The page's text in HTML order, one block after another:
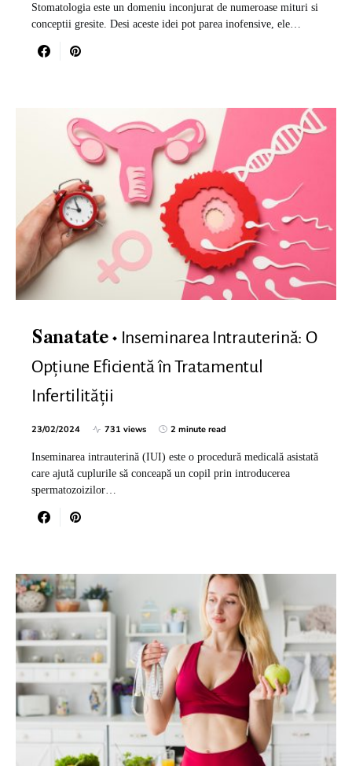
Stomatologia este un domeniu inconjurat de numeroase mituri si
conceptii gresite. Desi aceste idei pot parea inofensive, ele…
Sanatate
Inseminarea Intrauterină: O
Opțiune Eficientă în Tratamentul
Infertilității
23/02/2024 731 views 2 minute read
Inseminarea intrauterină (IUI) este o procedură medicală asistată
care ajută cuplurile să conceapă un copil prin introducerea
spermatozoizilor…